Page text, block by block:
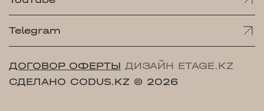
Telegram
ДОГОВОР ОФЕРТЫ ДИЗАЙН ETAGE.KZ
СДЕЛАНО CODUS.KZ © 2026